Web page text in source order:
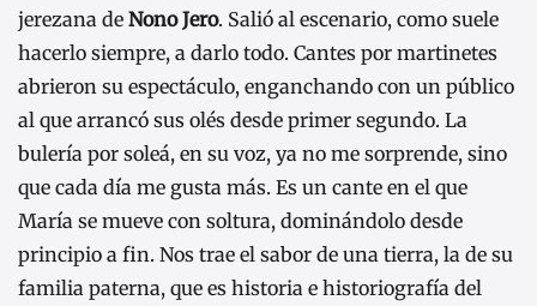
jerezana de Nono Jero. Salió al escenario, como suele
hacerlo siempre, a darlo todo. Cantes por martinetes
abrieron su espectáculo, enganchando con un público
al que arrancó sus olés desde primer segundo. La
bulería por soleá, en su voz, ya no me sorprende, sino
que cada día me gusta más. Es un cante en el que
María se mueve con soltura, dominándolo desde
principio a fin. Nos trae el sabor de una tierra, la de su
familia paterna, que es historia e historiografía del